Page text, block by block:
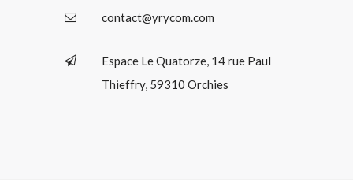
contact@yrycom.com
Espace Le Quatorze, 14 rue Paul
Thieffry, 59310 Orchies